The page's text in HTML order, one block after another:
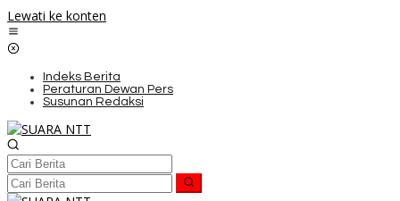
Lewati ke konten
Indeks Berita
Peraturan Dewan Pers
Susunan Redaksi